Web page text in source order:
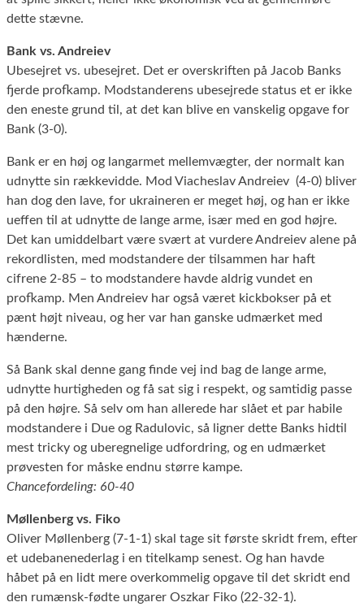
dette stævne.
Bank vs. Andreiev
Ubesejret vs. ubesejret. Det er overskriften på Jacob Banks
fjerde profkamp. Modstanderens ubesejrede status et er ikke
den eneste grund til, at det kan blive en vanskelig opgave for
Bank (3-0).
Bank er en høj og langarmet mellemvægter, der normalt kan
udnytte sin rækkevidde. Mod Viacheslav Andreiev (4-0) bliver
han dog den lave, for ukraineren er meget høj, og han er ikke
ueffen til at udnytte de lange arme, især med en god højre.
Det kan umiddelbart være svært at vurdere Andreiev alene på
rekordlisten, med modstandere der tilsammen har haft
cifrene 2-85 – to modstandere havde aldrig vundet en
profkamp. Men Andreiev har også været kickbokser på et
pænt højt niveau, og her var han ganske udmærket med
hænderne.
Så Bank skal denne gang finde vej ind bag de lange arme,
udnytte hurtigheden og få sat sig i respekt, og samtidig passe
på den højre. Så selv om han allerede har slået et par habile
modstandere i Due og Radulovic, så ligner dette Banks hidtil
mest tricky og uberegnelige udfordring, og en udmærket
prøvesten for måske endnu større kampe.
Chancefordeling: 60-40
Møllenberg vs. Fiko
Oliver Møllenberg (7-1-1) skal tage sit første skridt frem, efter
et udebanenederlag i en titelkamp senest. Og han havde
håbet på en lidt mere overkommelig opgave til det skridt end
den rumænsk-fødte ungarer Oszkar Fiko (22-32-1).